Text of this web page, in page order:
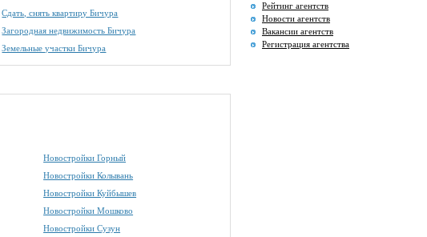
Сдать, снять квартиру Бичура
Загородная недвижимость Бичура
Земельные участки Бичура
Новостройки Горный
Новостройки Колывань
Новостройки Куйбышев
Новостройки Мошково
Новостройки Сузун
Рейтинг агентств
Новости агентств
Вакансии агентств
Регистрация агентства